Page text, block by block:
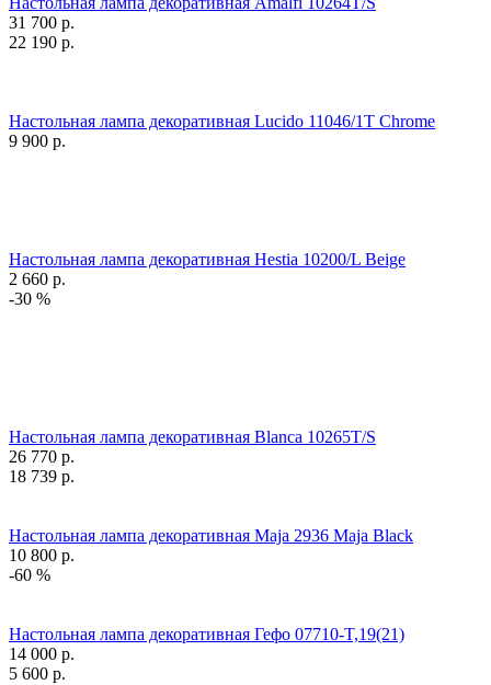
31 700 р.
22 190 р.
Настольная лампа декоративная Lucido 11046/1T Chrome
9 900 р.
Настольная лампа декоративная Hestia 10200/L Beige
2 660 р.
-30 %
Настольная лампа декоративная Blanca 10265T/S
26 770 р.
18 739 р.
Настольная лампа декоративная Maja 2936 Maja Black
10 800 р.
-60 %
Настольная лампа декоративная Гефо 07710-T,19(21)
14 000 р.
5 600 р.